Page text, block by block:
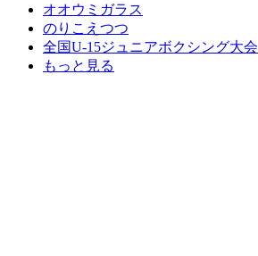
オオウミガラス
のりこえつつ
全国U-15ジュニアボクシング大会
もっと見る